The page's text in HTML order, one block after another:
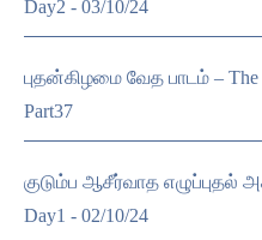
Day2 - 03/10/24
புதன்கிழமை வேத பாடம் –
Part37
குடும்ப ஆசீர்வாத எழுப்புதல்
Day1 - 02/10/24